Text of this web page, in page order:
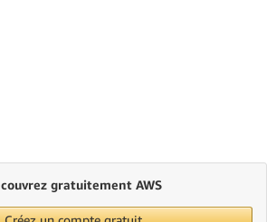
gratuitement AWS